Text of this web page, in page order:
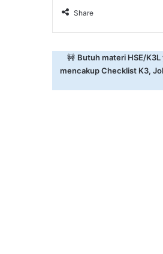
Share
🚧 Butuh materi HSE/
mencakup Checklist K3,